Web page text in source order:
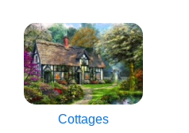
Cottages